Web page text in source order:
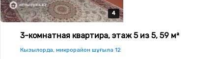
4
4
4
4
3-комнатная квартира, этаж 5 из 5, 59 м²
Кызылорда, микрорайон шұғыла 12